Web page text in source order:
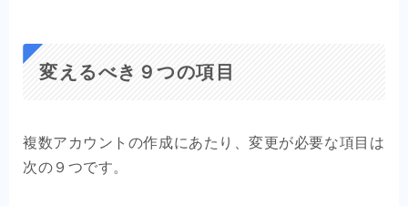
変えるべき９つの項目
複数アカウントの作成にあたり、変更が必要な項目は
次の９つです。